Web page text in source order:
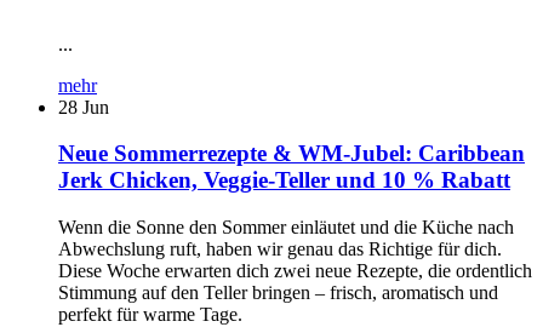
...
mehr
28 Jun
Neue Sommerrezepte & WM-Jubel: Caribbean
Jerk Chicken, Veggie-Teller und 10 % Rabatt
Wenn die Sonne den Sommer einläutet und die Küche nach
Abwechslung ruft, haben wir genau das Richtige für dich.
Diese Woche erwarten dich zwei neue Rezepte, die ordentlich
Stimmung auf den Teller bringen – frisch, aromatisch und
perfekt für warme Tage.